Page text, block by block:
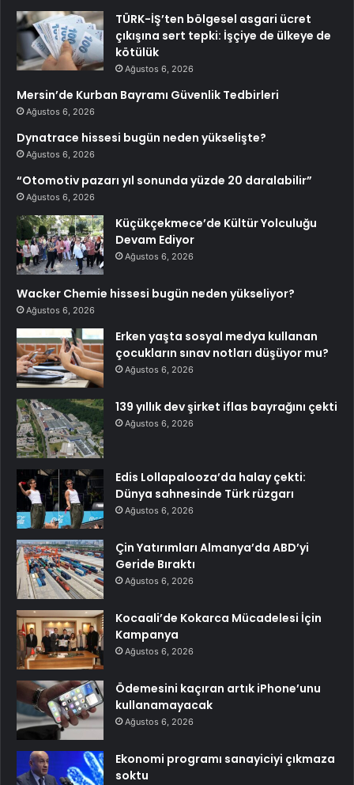
TÜRK-İŞ’ten bölgesel asgari ücret
çıkışına sert tepki: İşçiye de ülkeye de
kötülük
Ağustos 6, 2026
Mersin’de Kurban Bayramı Güvenlik Tedbirleri
Ağustos 6, 2026
Dynatrace hissesi bugün neden yükselişte?
Ağustos 6, 2026
“Otomotiv pazarı yıl sonunda yüzde 20 daralabilir”
Ağustos 6, 2026
Küçükçekmece’de Kültür Yolculuğu
Devam Ediyor
Ağustos 6, 2026
Wacker Chemie hissesi bugün neden yükseliyor?
Ağustos 6, 2026
Erken yaşta sosyal medya kullanan
çocukların sınav notları düşüyor mu?
Ağustos 6, 2026
139 yıllık dev şirket iflas bayrağını çekti
Ağustos 6, 2026
Edis Lollapalooza’da halay çekti:
Dünya sahnesinde Türk rüzgarı
Ağustos 6, 2026
Çin Yatırımları Almanya’da ABD’yi
Geride Bıraktı
Ağustos 6, 2026
Kocaali’de Kokarca Mücadelesi İçin
Kampanya
Ağustos 6, 2026
Ödemesini kaçıran artık iPhone’unu
kullanamayacak
Ağustos 6, 2026
Ekonomi programı sanayiciyi çıkmaza
soktu